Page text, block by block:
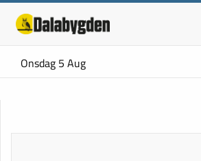
Onsdag 5 Aug